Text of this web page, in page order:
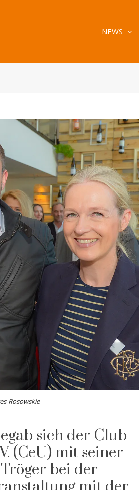
NEWS
Rosowskie
sich der Club
(CeU) mit seiner
bei der